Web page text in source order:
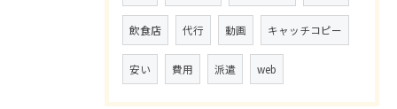
飲食店 代行 動画 キャッチコピー
安い 費用 派遣 web